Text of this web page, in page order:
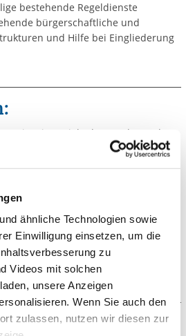
ähnliche Technologien sowie
Einwilligung einsetzen, um die
zu
Videos mit solchen
unsere Anzeigen
Wenn Sie auch den
zulassen, nutzen wir diesen zur
bestehende Regeldienste
bürgerschaftliche und
und Hilfe bei Eingliederung
ist ein Projekt des Landes Baden-
durch das Ministerium für
Pakt für Integration finden Sie unter:
pakt-fuer-integration/